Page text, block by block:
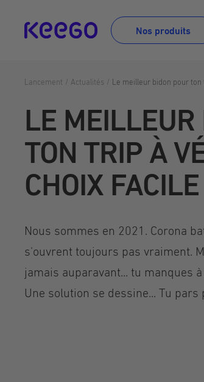
directement
Nos produits
Lancement Actualités Le meilleur bidon pour
LE MEILLEUR
TON TRIP À
CHOIX
Nous sommes en 2021. Corona
s'ouvrent toujours pas vraiment.
jamais auparavant... tu manques
Une solution se dessine... Tu